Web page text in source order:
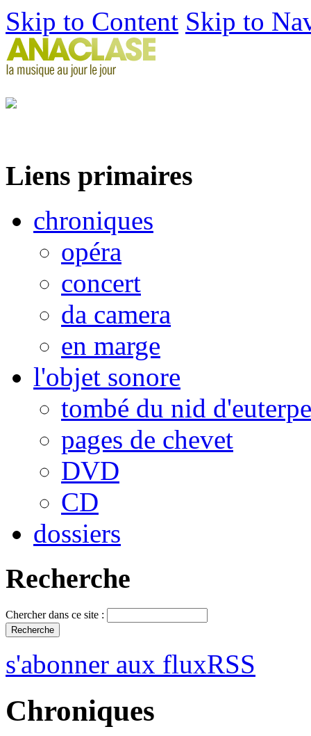
Skip to Content Skip to
Liens primaires
chroniques
opéra
concert
da camera
en marge
l'objet sonore
tombé du nid d'euterpe
pages de chevet
DVD
CD
dossiers
Recherche
Chercher dans ce site :
s'abonner aux fluxRSS
Chroniques